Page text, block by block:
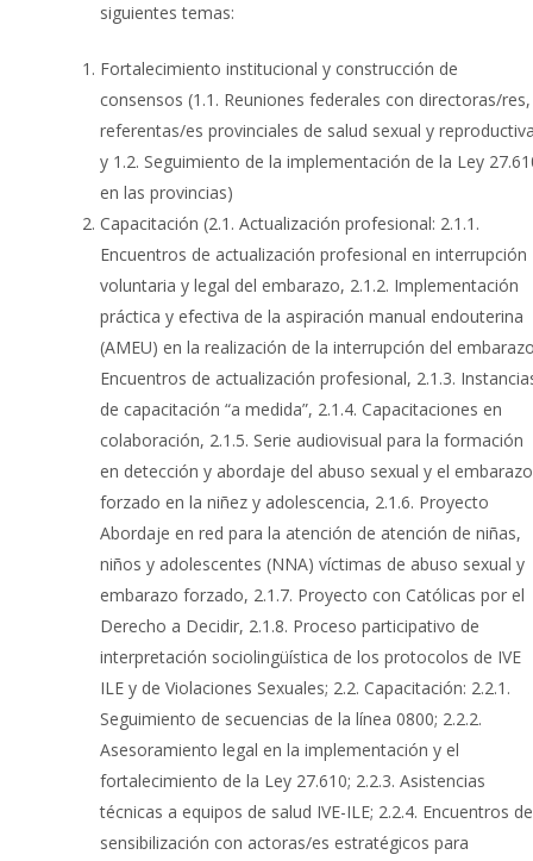
siguientes temas:
Fortalecimiento institucional y construcción de
consensos (1.1. Reuniones federales con directoras/res,
referentas/es provinciales de salud sexual y
y 1.2. Seguimiento de la implementación de la Ley
en las provincias)
Capacitación (2.1. Actualización profesional: 2.1.1.
Encuentros de actualización profesional en interrupción
voluntaria y legal del embarazo, 2.1.2. Implementación
práctica y efectiva de la aspiración manual endouterina
(AMEU) en la realización de la interrupción del
Encuentros de actualización profesional, 2.1.3.
de capacitación “a medida”, 2.1.4. Capacitaciones en
colaboración, 2.1.5. Serie audiovisual para la formación
en detección y abordaje del abuso sexual y el embarazo
forzado en la niñez y adolescencia, 2.1.6. Proyecto
Abordaje en red para la atención de atención de niñas,
niños y adolescentes (NNA) víctimas de abuso sexual y
embarazo forzado, 2.1.7. Proyecto con Católicas por el
Derecho a Decidir, 2.1.8. Proceso participativo de
interpretación sociolingüística de los protocolos de IVE
ILE y de Violaciones Sexuales; 2.2. Capacitación: 2.2.1.
Seguimiento de secuencias de la línea 0800; 2.2.2.
Asesoramiento legal en la implementación y el
fortalecimiento de la Ley 27.610; 2.2.3. Asistencias
técnicas a equipos de salud IVE-ILE; 2.2.4. Encuentros de
sensibilización con actoras/es estratégicos para